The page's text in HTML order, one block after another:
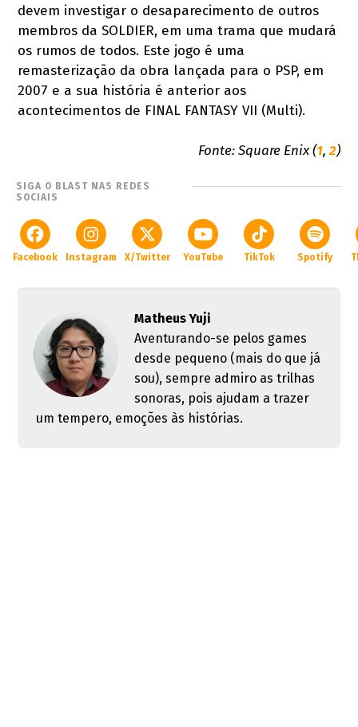
devem investigar o desaparecimento de outros
membros da SOLDIER, em uma trama que mudará
os rumos de todos. Este jogo é uma
remasterização da obra lançada para o PSP, em
2007 e a sua história é anterior aos
acontecimentos de FINAL FANTASY VII (Multi).
Fonte: Square Enix (1,2)
SIGA O BLAST NAS REDES
SOCIAIS
Facebook Instagram X/Twitter YouTube TikTok Spotify
Matheus Yuji
Aventurando-se pelos games
desde pequeno (mais do que já
sou), sempre admiro as trilhas
sonoras, pois ajudam a trazer
um tempero, emoções às histórias.